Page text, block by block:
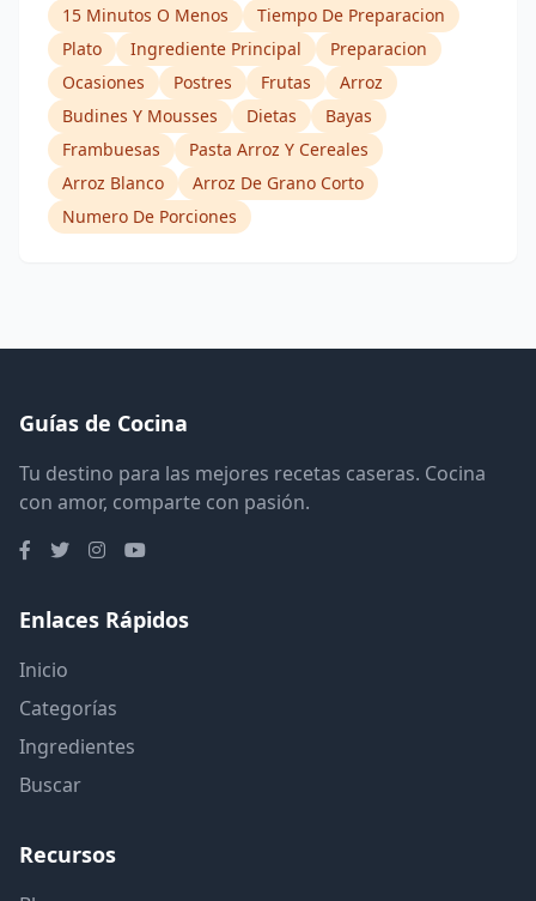
15 Minutos O Menos
Tiempo De Preparacion
Plato
Ingrediente Principal
Preparacion
Ocasiones
Postres Frutas
Arroz
Budines Y Mousses
Dietas
Bayas
Frambuesas
Pasta Arroz Y Cereales
Arroz Blanco
Arroz De Grano Corto
Numero De Porciones
Guías de Cocina
Tu destino para las mejores recetas caseras. Cocina
con amor, comparte con pasión.
Enlaces Rápidos
Inicio
Categorías
Ingredientes
Buscar
Recursos